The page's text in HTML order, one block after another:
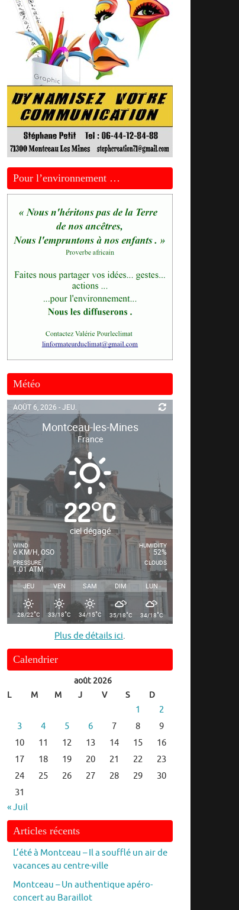
Pour l’environnement …
Météo
AOÛT 6, 2026 - JEU.
Montceau-les-Mines
France
22°C
ciel dégagé
WIND
6 KM/H, OSO
PRESSURE
1.01 ATM
HUMIDITY
52%
CLOUDS
-
JEU VEN SAM DIM LUN
28/22°C 33/18°C 34/15°C 35/18°C 34/18°C
Plus de détails ici.
Calendrier
août 2026
L
M M J V S D
1
2
3
4 5 6 7 8
9
10
11 12 13 14 15
16
17
18 19 20 21 22
23
24
25 26 27 28 29
30
31
« Juil
Articles récents
L’été à Montceau – Il a soufflé un air de
vacances au centre-ville
Montceau – Un authentique apéro-
concert au Baraillot